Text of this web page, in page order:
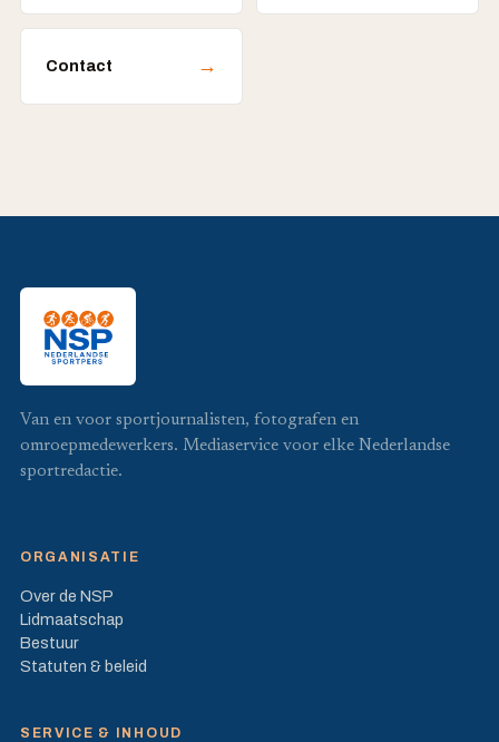
Contact →
Van en voor sportjournalisten, fotografen en
omroepmedewerkers. Mediaservice voor elke Nederlandse
sportredactie.
ORGANISATIE
Over de NSP
Lidmaatschap
Bestuur
Statuten & beleid
SERVICE & INHOUD